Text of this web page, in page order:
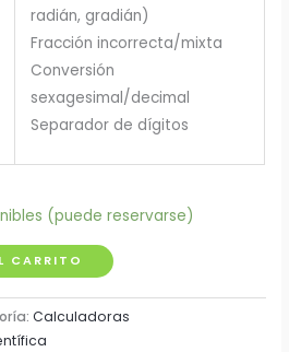
radián, gradián)
Fracción incorrecta/mixta
Conversión
sexagesimal/decimal
Separador de dígitos
(puede reservarse)
CARRITO
Calculadoras